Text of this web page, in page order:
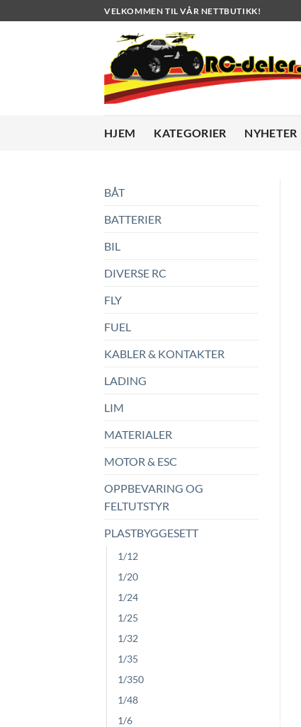
to
VELKOMMEN TIL VÅR NETTBUTIKK!
HJEM KATEGORIER NYHETER
BÅT
BATTERIER
BIL
DIVERSE RC
FLY
FUEL
KABLER & KONTAKTER
LADING
LIM
MATERIALER
MOTOR & ESC
OPPBEVARING OG
FELTUTSTYR
PLASTBYGGESETT
1/12
1/20
1/24
1/25
1/32
1/35
1/350
1/48
1/6